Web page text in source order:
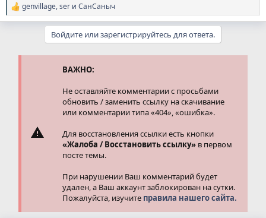
Р
е
genvillage,ser и СанСаныч
Войдите или зарегистрируйтесь для ответа.
ВАЖНО:
Не оставляйте комментарии с просьбами
обновить / заменить ссылку на скачивание
или комментарии типа «404», «ошибка».
Для восстановления ссылки есть кнопки
«Жалоба / Восстановить ссылку» в первом
посте темы.
При нарушении Ваш комментарий будет
удален, а Ваш аккаунт заблокирован на сутки.
Пожалуйста, изучите правила нашего сайта.